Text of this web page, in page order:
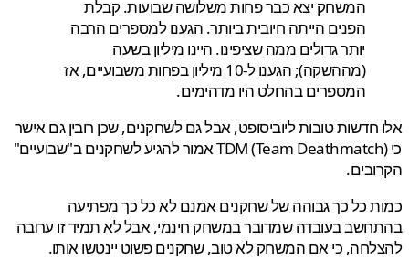
המשחק יצא כבר פחות משלושה שבועות. קבלת
הפנים הייתה חיובית ביותר. הגענו למספרים הרבה
יותר גדולים ממה שציפינו. היינו מיליון בשעה
(מההשקה); הגענו ל-10 מיליון בפחות משבועיים, אז
המספרים בהחלט היו מדהימים.
טובות ליוביסופט, אבל גם לשחקנים, שכן רובין גם אישר
כי TDM (Team Deathmatch) אמור להגיע לשחקנים ב"שבועיים"
כל כך גבוהה של שחקנים אמנם לא כל כך מפתיעה
בעובדה שמדובר במשחק חינמי, אבל לא תמיד זו ערובה
כי אם המשחק לא טוב, שחקנים פשוט יינטשו אותו.